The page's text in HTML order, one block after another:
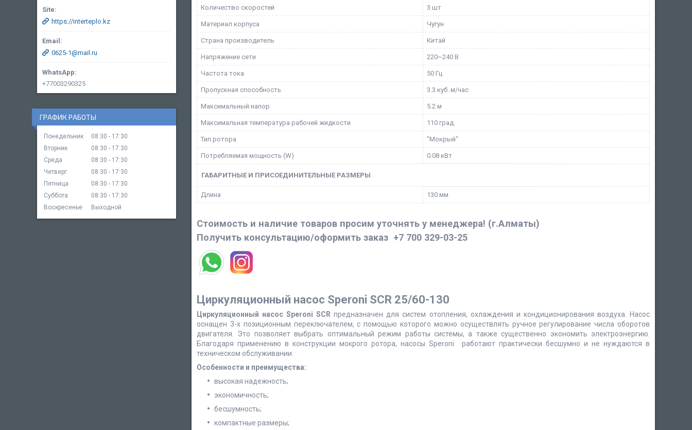
Количество скоростей 3 шт
Материал корпуса Чугун
Страна производитель Китай
Напряжение сети 220~240 В
Частота тока 50 Гц
Пропускная способность 3.3 куб. м/час
Максимальный напор 5.2 м
Максимальная температура рабочей жидкости 110 град.
Тип ротора "Мокрый"
Потребляемая мощность (W) 0.08 кВт
ГАБАРИТНЫЕ И ПРИСОЕДИНИТЕЛЬНЫЕ РАЗМЕРЫ
Длина 130 мм
Стоимость и наличие товаров просим уточнять у менеджера! (г.Алматы)
Получить консультацию/оформить заказ +7 700 329-03-25
Циркуляционный насос Speroni SCR 25/60-130
Циркуляционный насос Speroni SCR предназначен для систем отопления, охлаждения и кондиционирования воздуха. Насос
оснащен 3-x позиционным переключателем, с помощью которого можно осуществлять ручное регулирование числа оборотов
двигателя. Это позволяет выбрать оптимальный режим работы системы, а также существенно экономить электроэнергию.
Благодаря применению в конструкции мокрого ротора, насосы Speroni работают практически бесшумно и не нуждаются в
техническом обслуживании.
Особенности и преимущества:
высокая надежность;
экономичность;
бесшумность;
компактные размеры;
https://interteplo.kz
0625-1@mail.ru
+77003290325
ГРАФИК РАБОТЫ
Понедельник 08:30
17:30
Вторник
08:30
17:30
Среда
08:30
17:30
Четверг
08:30
17:30
Пятница
08:30
17:30
Суббота
08:30
17:30
Воскресенье
Выходной